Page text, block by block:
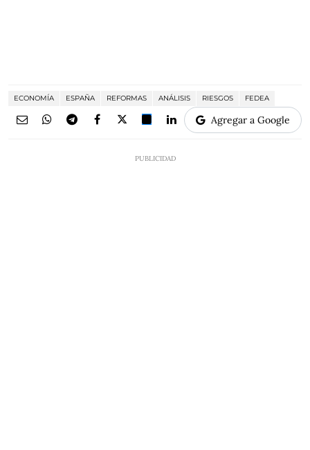
ECONOMÍA ESPAÑA REFORMAS ANÁLISIS RIESGOS FEDEA
Agregar a Google